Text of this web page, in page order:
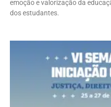
emoção e valorização da
dos estudantes.